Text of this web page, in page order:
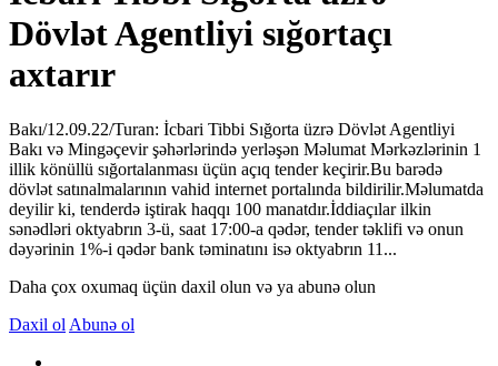
Dövlət Agentliyi sığortaçı
axtarır
Bakı/12.09.22/Turan: İcbari Tibbi Sığorta üzrə Dövlət Agentliyi
Bakı və Mingəçevir şəhərlərində yerləşən Məlumat Mərkəzlərinin 1
illik könüllü sığortalanması üçün açıq tender keçirir.Bu barədə
dövlət satınalmalarının vahid internet portalında bildirilir.Məlumatda
deyilir ki, tenderdə iştirak haqqı 100 manatdır.İddiaçılar ilkin
sənədləri oktyabrın 3-ü, saat 17:00-a qədər, tender təklifi və onun
dəyərinin 1%-i qədər bank təminatını isə oktyabrın 11...
Daha çox oxumaq üçün daxil olun və ya abunə olun
Daxil ol Abunə ol